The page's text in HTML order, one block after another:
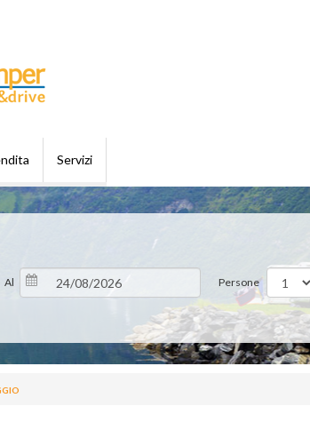
Servizi
Al Persone